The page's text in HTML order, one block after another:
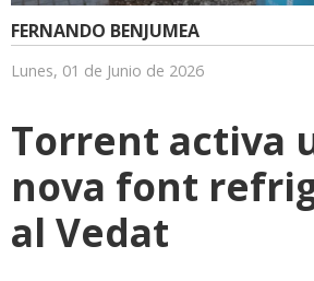
FERNANDO BENJUMEA
Lunes, 01 de Junio de 2026
Torrent activa
nova font
al Vedat